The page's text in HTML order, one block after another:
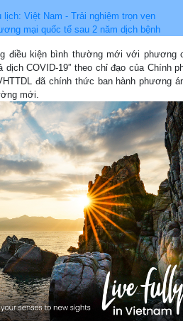
Việt Nam - Trải nghiệm trọn vẹn
mại quốc tế sau 2 năm dịch bệnh
điều kiện bình thường mới với phương
COVID-19” theo chỉ đạo của Chính
đã chính thức ban hành phương
mới.